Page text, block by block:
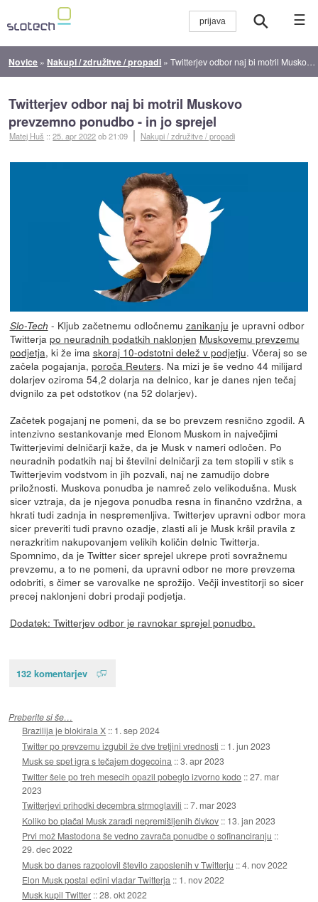
☰
Novice » Nakupi / združitve / propadi »Twitterjev odbor naj bi motril Muskovo prevzemno ponudbo - in jo sprejel
Twitterjev odbor naj bi motril Muskovo
prevzemno ponudbo - in jo sprejel
Matej Huš ::25. apr 2022ob 21:09 Nakupi / združitve / propadi
Slo-Tech - Kljub začetnemu odločnemu zanikanju je upravni odbor
Twitterja po neuradnih podatkih naklonjen Muskovemu prevzemu
podjetja, ki že ima skoraj 10-odstotni delež v podjetju. Včeraj so se
začela pogajanja, poroča Reuters. Na mizi je še vedno 44 milijard
dolarjev oziroma 54,2 dolarja na delnico, kar je danes njen tečaj
dvignilo za pet odstotkov (na 52 dolarjev).
Začetek pogajanj ne pomeni, da se bo prevzem resnično zgodil. A
intenzivno sestankovanje med Elonom Muskom in največjimi
Twitterjevimi delničarji kaže, da je Musk v nameri odločen. Po
neuradnih podatkih naj bi številni delničarji za tem stopili v stik s
Twitterjevim vodstvom in jih pozvali, naj ne zamudijo dobre
priložnosti. Muskova ponudba je namreč zelo velikodušna. Musk
sicer vztraja, da je njegova ponudba resna in finančno vzdržna, a
hkrati tudi zadnja in nespremenljiva. Twitterjev upravni odbor mora
sicer preveriti tudi pravno ozadje, zlasti ali je Musk kršil pravila z
nerazkritim nakupovanjem velikih količin delnic Twitterja.
Spomnimo, da je Twitter sicer sprejel ukrepe proti sovražnemu
prevzemu, a to ne pomeni, da upravni odbor ne more prevzema
odobriti, s čimer se varovalke ne sprožijo. Večji investitorji so sicer
precej naklonjeni dobri prodaji podjetja.
Dodatek: Twitterjev odbor je ravnokar sprejel ponudbo.
132 komentarjev
Preberite si še…
Brazilija je blokirala X :: 1. sep 2024
Twitter po prevzemu izgubil že dve tretjini vrednosti :: 1. jun 2023
Musk se spet igra s tečajem dogecoina ::3. apr 2023
Twitter šele po treh mesecih opazil pobeglo izvorno kodo ::27. mar
2023
Twitterjevi prihodki decembra strmoglavili ::7. mar 2023
Koliko bo plačal Musk zaradi nepremišljenih čivkov :: 13. jan 2023
Prvi mož Mastodona še vedno zavrača ponudbe o sofinanciranju ::
29. dec 2022
Musk bo danes razpolovil število zaposlenih v Twitterju ::4. nov 2022
Elon Musk postal edini vladar Twitterja :: 1. nov 2022
Musk kupil Twitter ::28. okt 2022